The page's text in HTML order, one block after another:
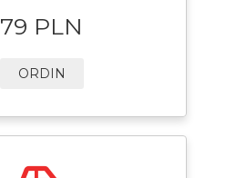
79 PLN
ORDIN